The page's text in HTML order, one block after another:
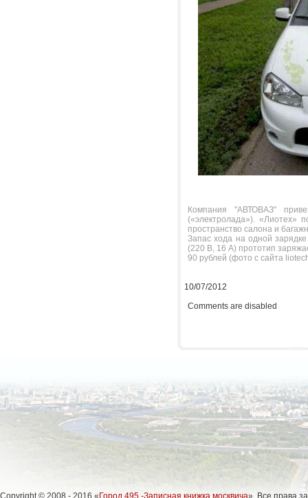
Компания "АВТОВАЗ"
(«электролада»). «Лиотех»
пространство салона и
Запас хода на одной
(220 В, 16 А) прототип
90 рублей (фото с сайта
10/07/2012
Comments are disabled
Copyright © 2008 - 2016 « Город 495 -Записная книжка москвича». Все права